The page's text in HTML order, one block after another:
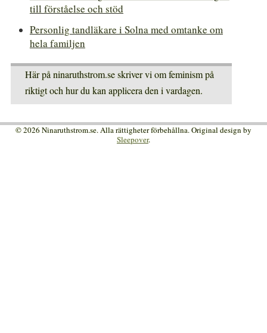
till förståelse och stöd
Personlig tandläkare i Solna med omtanke om
hela familjen
Här på ninaruthstrom.se skriver vi om feminism på
riktigt och hur du kan applicera den i vardagen.
© 2026 Ninaruthstrom.se. Alla rättigheter förbehållna. Original design by
Sleepover.